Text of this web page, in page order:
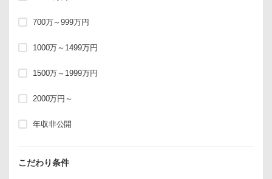
700万～999万円
1000万～1499万円
1500万～1999万円
2000万円～
年収非公開
こだわり条件